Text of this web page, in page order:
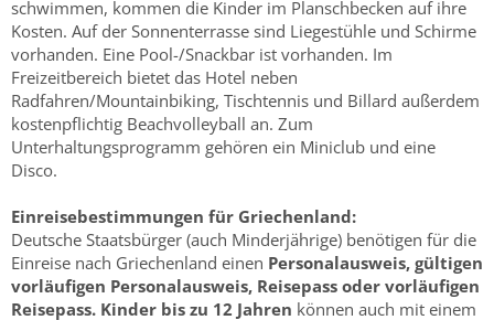
schwimmen, kommen die Kinder im Planschbecken auf ihre
Kosten. Auf der Sonnenterrasse sind Liegestühle und Schirme
vorhanden. Eine Pool-/Snackbar ist vorhanden. Im
Freizeitbereich bietet das Hotel neben
Radfahren/Mountainbiking, Tischtennis und Billard außerdem
kostenpflichtig Beachvolleyball an. Zum
Unterhaltungsprogramm gehören ein Miniclub und eine
Disco.
Einreisebestimmungen für Griechenland:
Deutsche Staatsbürger (auch Minderjährige) benötigen für die
Einreise nach Griechenland einen Personalausweis, gültigen
vorläufigen Personalausweis, Reisepass oder vorläufigen
Reisepass. Kinder bis zu 12 Jahren können auch mit einem